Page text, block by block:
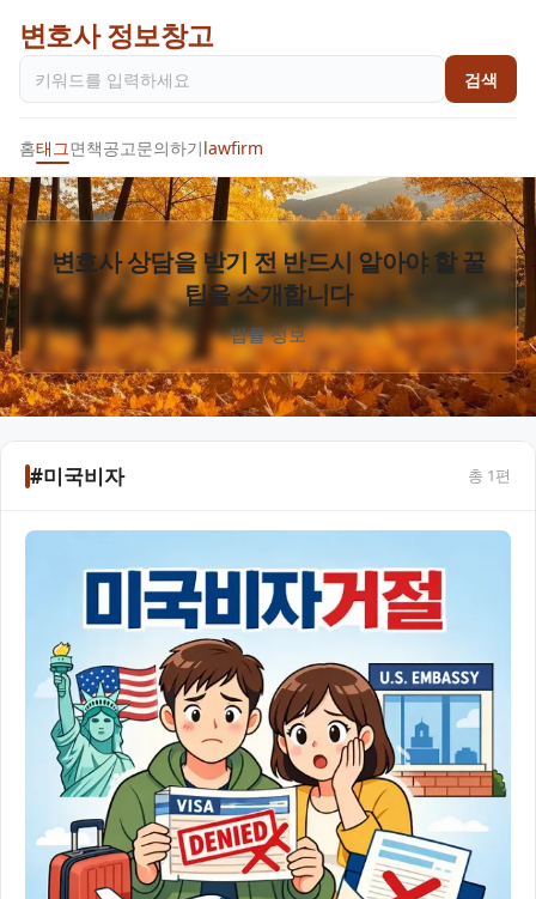
변호사 정보창고
검색
홈태그면책공고문의하기lawfirm
변호사 상담을 받기 전 반드시 알아야 할 꿀
팁을 소개합니다
법률 정보
#미국비자 총 1편